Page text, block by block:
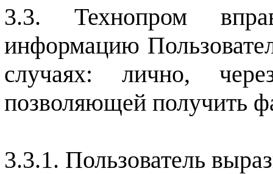
Технопром
информацию
случаях: лично,
позволяющей получить
Пользователь